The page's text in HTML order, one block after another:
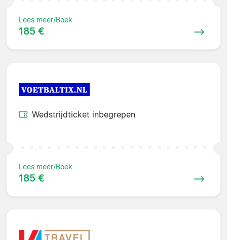
Lees meer/Boek
185 €
Wedstrijdticket inbegrepen
Lees meer/Boek
185 €